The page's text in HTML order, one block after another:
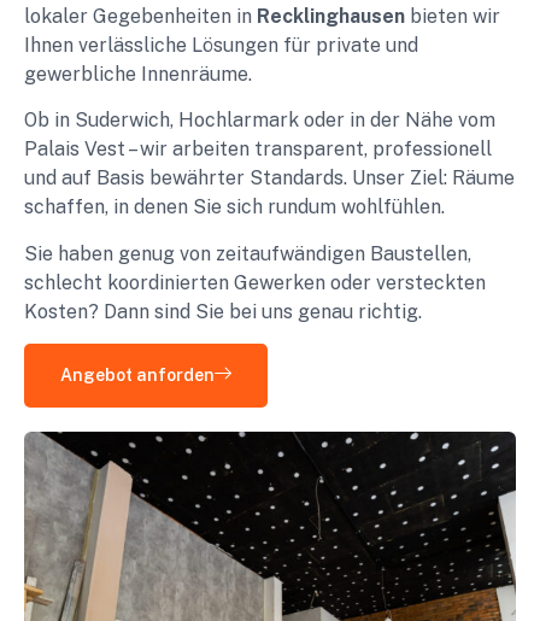
lokaler Gegebenheiten in Recklinghausen bieten wir
Ihnen verlässliche Lösungen für private und
gewerbliche Innenräume.
Ob in Suderwich, Hochlarmark oder in der Nähe vom
Palais Vest – wir arbeiten transparent, professionell
und auf Basis bewährter Standards. Unser Ziel: Räume
schaffen, in denen Sie sich rundum wohlfühlen.
Sie haben genug von zeitaufwändigen Baustellen,
schlecht koordinierten Gewerken oder versteckten
Kosten? Dann sind Sie bei uns genau richtig.
Angebot anforden